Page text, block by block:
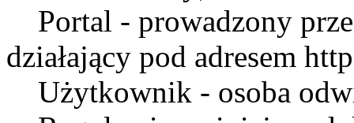
Portal - prowadzony
działający pod adresem
Użytkownik - osoba